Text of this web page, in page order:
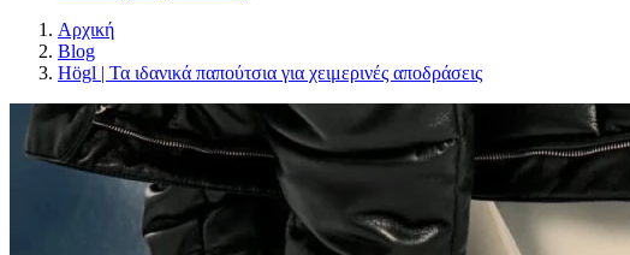
Αρχική
Blog
Högl | Τα ιδανικά παπούτσια για χειμερινές αποδράσεις